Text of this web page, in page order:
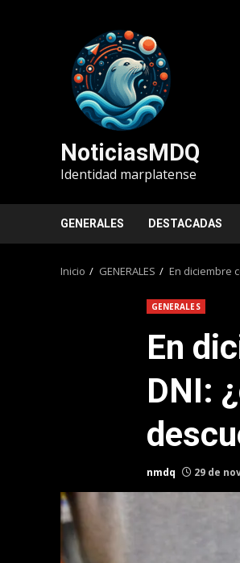
NoticiasMDQ
Identidad marplatense
GENERALES DESTACADAS
Inicio GENERALES En diciembre
GENERALES
En
DNI:
nmdq 29 de